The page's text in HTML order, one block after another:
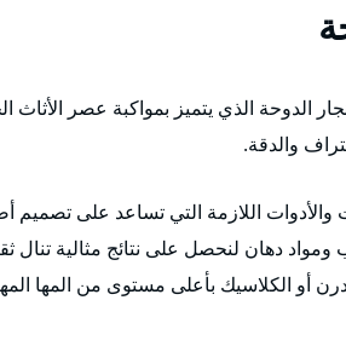
نجار الدوحة الذي يتميز بمواكبة عصر
والدقة.
اللازمة التي تساعد على تصميم
ومواد دهان لنحصل على نتائج مثالية تنال
أو الكلاسيك بأعلى مستوى من المها